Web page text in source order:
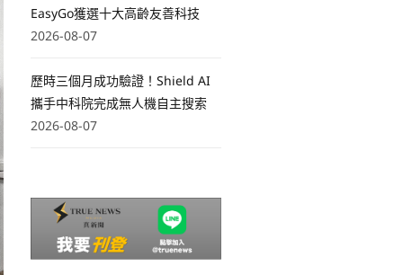
EasyGo獲選十大高齡友善科技
2026-08-07
歷時三個月成功驗證！Shield AI
攜手中科院完成無人機自主搜索
2026-08-07